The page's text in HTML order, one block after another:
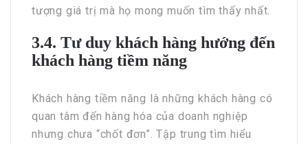
tượng giá trị mà họ mong muốn tìm thấy nhất.
3.4. Tư duy khách hàng hướng đến
khách hàng tiềm năng
Khách hàng tiềm năng là những khách hàng có
quan tâm đến hàng hóa của doanh nghiệp
nhưng chưa “chốt đơn”. Tập trung tìm hiểu